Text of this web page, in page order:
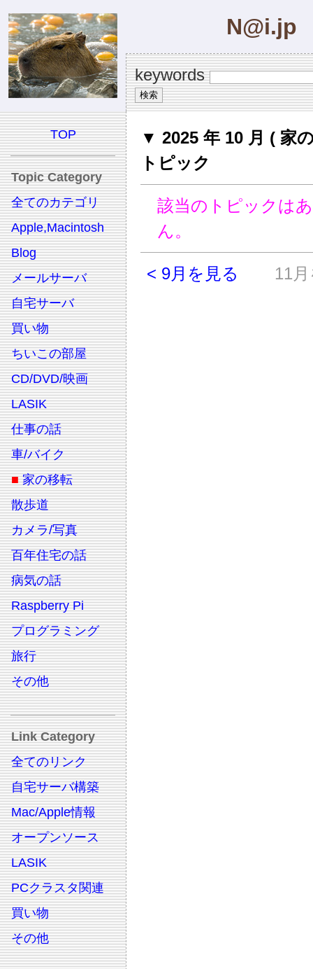
N@i.jp
keywords
TOP
Topic Category
全てのカテゴリ
Apple,Macintosh
Blog
メールサーバ
自宅サーバ
買い物
ちいこの部屋
CD/DVD/映画
LASIK
仕事の話
車/バイク
■ 家の移転
散歩道
カメラ/写真
百年住宅の話
病気の話
Raspberry Pi
プログラミング
旅行
その他
Link Category
全てのリンク
自宅サーバ構築
Mac/Apple情報
オープンソース
LASIK
PCクラスタ関連
買い物
その他
▼ 2025 年 10 月 ( 家
トピック
該当のトピックは
ん。
< 9月を見る 11